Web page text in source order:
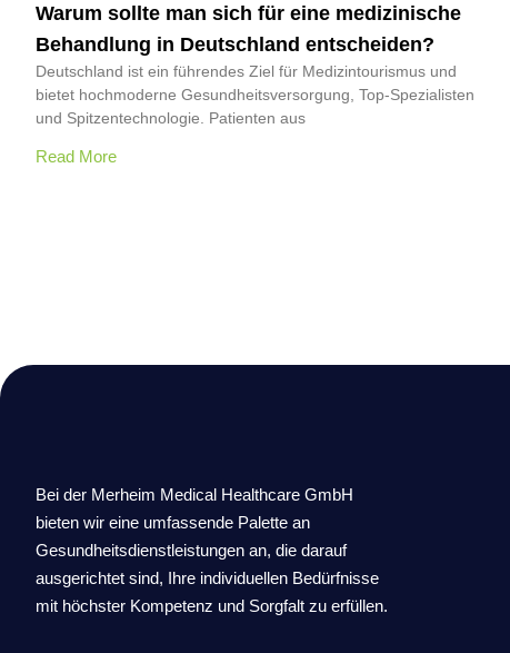
Warum sollte man sich für eine medizinische
Behandlung in Deutschland entscheiden?
Deutschland ist ein führendes Ziel für Medizintourismus und
bietet hochmoderne Gesundheitsversorgung, Top-Spezialisten
und Spitzentechnologie. Patienten aus
Read More
Bei der Merheim Medical Healthcare GmbH
bieten wir eine umfassende Palette an
Gesundheitsdienstleistungen an, die darauf
ausgerichtet sind, Ihre individuellen Bedürfnisse
mit höchster Kompetenz und Sorgfalt zu erfüllen.